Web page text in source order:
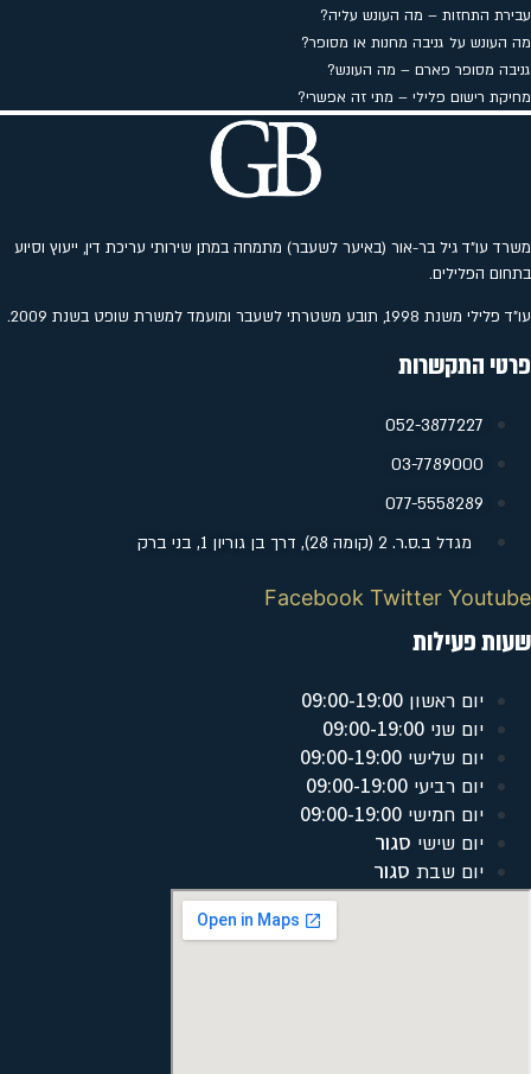
עבירת התחזות – מה העונש עליה?
מה העונש על גניבה מחנות או מסופר?
גניבה מסופר פארם – מה העונש?
מחיקת רישום פלילי – מתי זה אפשרי?
משרד עו"ד גיל בר-אור (באיער לשעבר) מתמחה במתן שירותי עריכת דין, ייעוץ וסיוע
בתחום הפלילים.
עו"ד פלילי משנת 1998, תובע משטרתי לשעבר ומועמד למשרת שופט בשנת 2009.
פרטי התקשרות
052-3877227
‭03-7789000
077-5558289
מגדל ב.ס.ר. 2 (קומה 28), דרך בן גוריון 1, בני ברק
Facebook Twitter Youtube
שעות פעילות
יום ראשון 09:00-19:00
יום שני 09:00-19:00
יום שלישי 09:00-19:00
יום רביעי 09:00-19:00
יום חמישי 09:00-19:00
יום שישי סגור
יום שבת סגור